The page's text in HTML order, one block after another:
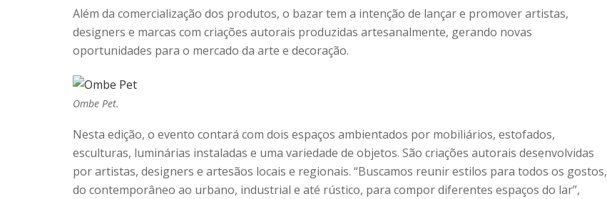
Além da comercialização dos produtos, o bazar tem a intenção de lançar e promover artistas,
designers e marcas com criações autorais produzidas artesanalmente, gerando novas
oportunidades para o mercado da arte e decoração.
Ombe Pet.
Nesta edição, o evento contará com dois espaços ambientados por mobiliários, estofados,
esculturas, luminárias instaladas e uma variedade de objetos. São criações autorais desenvolvidas
por artistas, designers e artesãos locais e regionais. “Buscamos reunir estilos para todos os gostos,
do contemporâneo ao urbano, industrial e até rústico, para compor diferentes espaços do lar”,